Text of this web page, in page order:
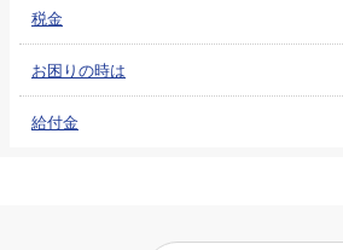
税金
お困りの時は
給付金